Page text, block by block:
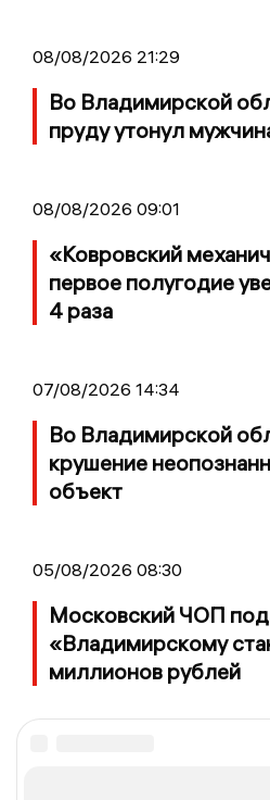
08/08/2026 21:29
Во Владимирской
пруду утонул
08/08/2026 09:01
«Ковровский
первое полугодие
4 раза
07/08/2026 14:34
Во Владимирской
крушение
объект
05/08/2026 08:30
Московский ЧОП
«Владимирскому
миллионов рублей